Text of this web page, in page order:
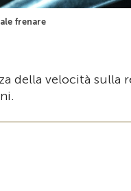
frenare
della velocità sulla